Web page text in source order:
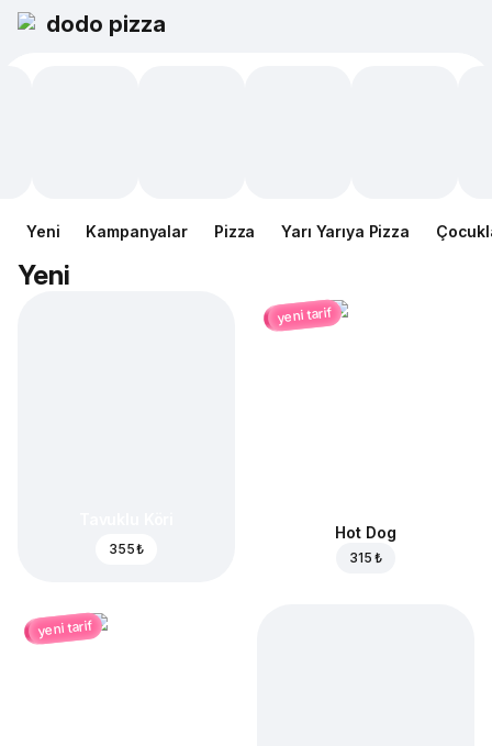
dodo pizza
Yeni Kampanyalar Pizza Yarı Yarıya Pizza
Yeni
355 ₺
yeni tarif
Hot Dog
315 ₺
yeni tarif